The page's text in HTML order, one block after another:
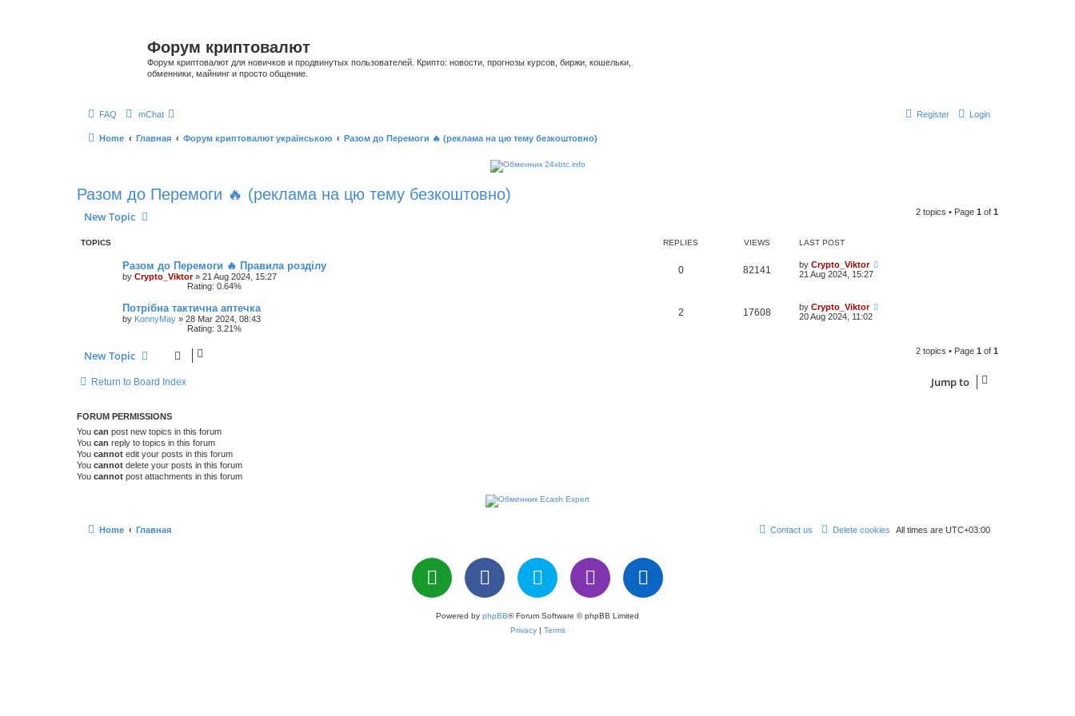
Форум криптовалют
Форум криптовалют для новичков и продвинутых пользователей. Крипто: новости, прогнозы курсов, биржи, кошельки,
обменники, майнинг и просто общение.
FAQ mChat Login
Register
Home Главная Форум криптовалют українською Разом до Перемоги 🔥 (реклама на цю тему безкоштовно)
Разом до Перемоги 🔥 (реклама на цю тему безкоштовно)
New Topic 2 topics • Page 1 of 1
TOPICS REPLIES VIEWS LAST POST
Разом до Перемоги 🔥 Правила розділу
by Crypto_Viktor» 21 Aug 2024, 15:27
Rating: 0.64%
0 82141 by Crypto_Viktor
21 Aug 2024, 15:27
Потрібна тактична аптечка
by KonnyMay » 28 Mar 2024, 08:43
Rating: 3.21%
2 17608 by Crypto_Viktor
20 Aug 2024, 11:02
New Topic 2 topics • Page 1 of 1
Return to Board Index Jump to
FORUM PERMISSIONS
You can post new topics in this forum
You can reply to topics in this forum
You cannot edit your posts in this forum
You cannot delete your posts in this forum
You cannot post attachments in this forum
Home Главная All times are UTC+03:00
Delete cookies
Contact us
Powered by phpBB® Forum Software © phpBB Limited
Privacy| Terms